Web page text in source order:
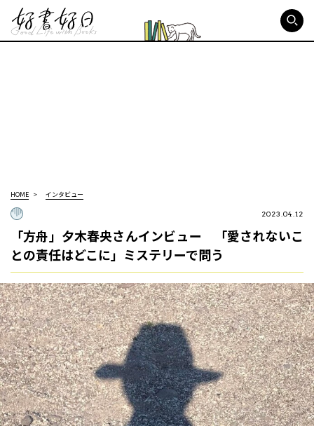
HOME インタビュー
2023.04.12
「方舟」夕木春央さんインビュー 「愛されないこ
との責任はどこに」ミステリーで問う